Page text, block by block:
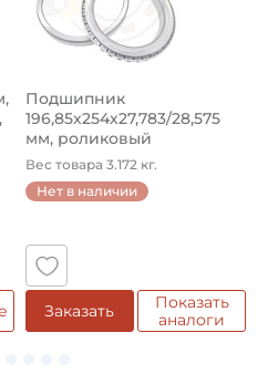
смазки
типа Y
Подшипник
196,85х254х27,783/28,575
мм, роликовый
однорядный конический
...
Вес товара 3.172 кг.
Нет в наличии
Заказать
Показать
аналоги